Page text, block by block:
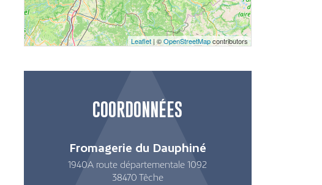
Leaflet| ©OpenStreetMapcontributors
COORDONNÉES
Fromagerie du Dauphiné
1940A route départementale 1092
38470 Têche